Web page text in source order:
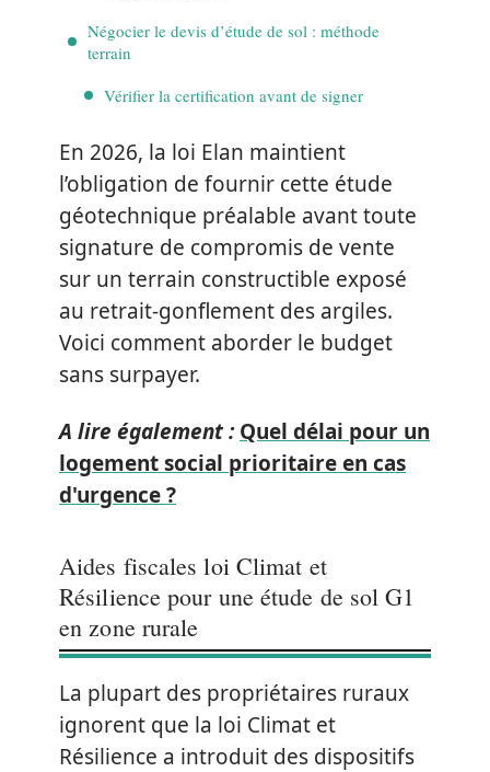
Négocier le devis d’étude de sol : méthode
terrain
Vérifier la certification avant de signer
En 2026, la loi Elan maintient
l’obligation de fournir cette étude
géotechnique préalable avant toute
signature de compromis de vente
sur un terrain constructible exposé
au retrait-gonflement des argiles.
Voici comment aborder le budget
sans surpayer.
A lire également : Quel délai pour un
logement social prioritaire en cas
d'urgence ?
Aides fiscales loi Climat et
Résilience pour une étude de sol G1
en zone rurale
La plupart des propriétaires ruraux
ignorent que la loi Climat et
Résilience a introduit des dispositifs